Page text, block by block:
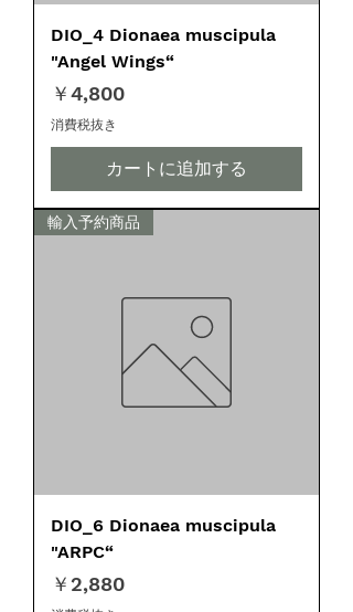
DIO_4 Dionaea muscipula
"Angel Wings“
価格
￥4,800
消費税抜き
カートに追加する
輸入予約商品
DIO_6 Dionaea muscipula
"ARPC“
価格
￥2,880